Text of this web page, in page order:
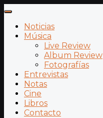
Noticias
Música
Live Review
Album Review
Fotografías
Entrevistas
Notas
Cine
Libros
Contacto